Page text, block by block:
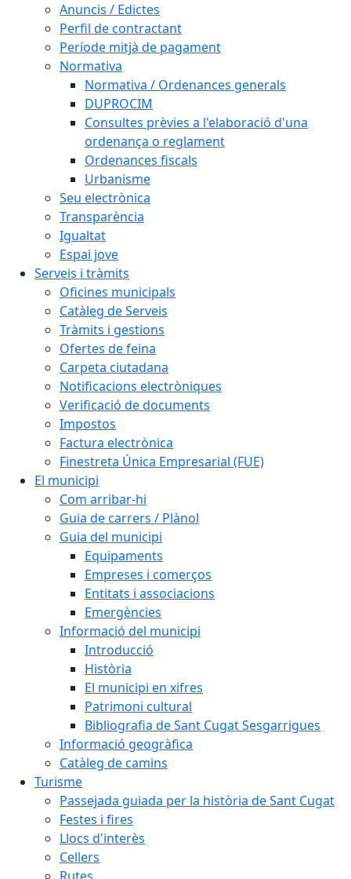
Anuncis / Edictes
Perfil de contractant
Període mitjà de pagament
Normativa
Normativa / Ordenances generals
DUPROCIM
Consultes prèvies a l'elaboració d'una
ordenança o reglament
Ordenances fiscals
Urbanisme
Seu electrònica
Transparència
Igualtat
Espai jove
Serveis i tràmits
Oficines municipals
Catàleg de Serveis
Tràmits i gestions
Ofertes de feina
Carpeta ciutadana
Notificacions electròniques
Verificació de documents
Impostos
Factura electrònica
Finestreta Única Empresarial (FUE)
El municipi
Com arribar-hi
Guia de carrers / Plànol
Guia del municipi
Equipaments
Empreses i comerços
Entitats i associacions
Emergències
Informació del municipi
Introducció
Història
El municipi en xifres
Patrimoni cultural
Bibliografia de Sant Cugat Sesgarrigues
Informació geogràfica
Catàleg de camins
Turisme
Passejada guiada per la història de Sant Cugat
Festes i fires
Llocs d'interès
Cellers